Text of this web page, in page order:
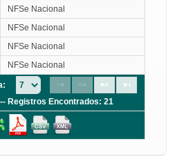
NFSe Nacional
NFSe Nacional
NFSe Nacional
NFSe Nacional
-- Registros Encontrados: 21